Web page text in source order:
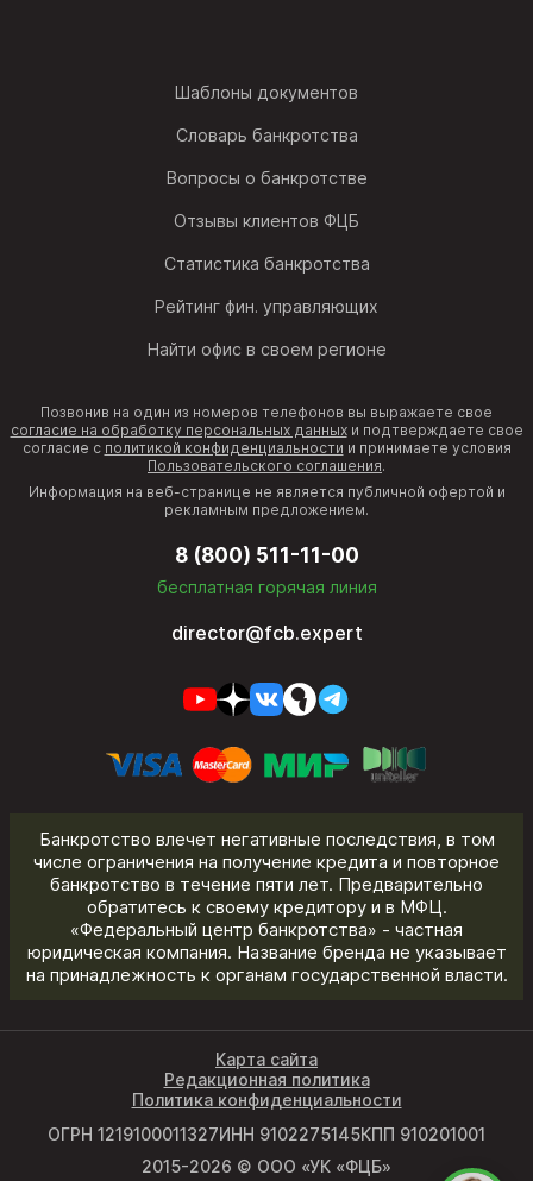
Шаблоны документов
Словарь банкротства
Вопросы о банкротстве
Отзывы клиентов ФЦБ
Статистика банкротства
Рейтинг фин. управляющих
Найти офис в своем регионе
Позвонив на один из номеров телефонов вы выражаете свое
согласие на обработку персональных данныхи подтверждаете свое
согласие с политикой конфиденциальности и принимаете условия
Пользовательского соглашения.
Информация на веб-странице не является публичной офертой и
рекламным предложением.
8 (800) 511-11-00
бесплатная горячая линия
director@fcb.expert
Банкротство влечет негативные последствия, в том
числе ограничения на получение кредита и повторное
банкротство в течение пяти лет. Предварительно
обратитесь к своему кредитору и в МФЦ.
«Федеральный центр банкротства» - частная
юридическая компания. Название бренда не указывает
на принадлежность к органам государственной власти.
ОГРН 1219100011327ИНН 9102275145КПП 910201001
2015-2026 © ООО «УК «ФЦБ»
Карта сайта
Редакционная политика
Политика конфиденциальности